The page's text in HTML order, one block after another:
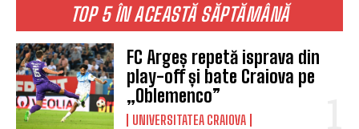
TOP 5 ÎN ACEASTĂ SĂPTĂMÂNĂ
FC Argeș repetă isprava din
play-off și bate Craiova pe
„Oblemenco”
UNIVERSITATEA CRAIOVA